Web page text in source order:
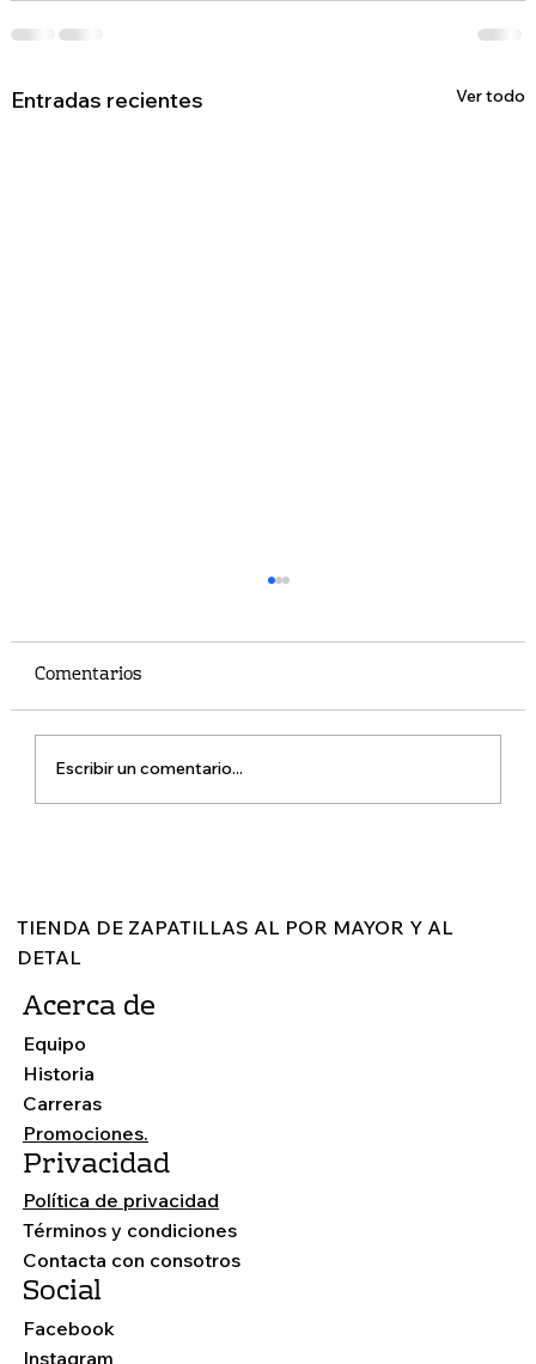
Entradas recientes Ver todo
Comentarios
Escribir un comentario...
TIENDA DE ZAPATILLAS AL POR MAYOR Y AL
DETAL
Acerca de
Equipo
Historia
Carreras
Promociones.
Privacidad
Política de privacidad
Términos y condiciones
Contacta con consotros
Social
Facebook
Instagram